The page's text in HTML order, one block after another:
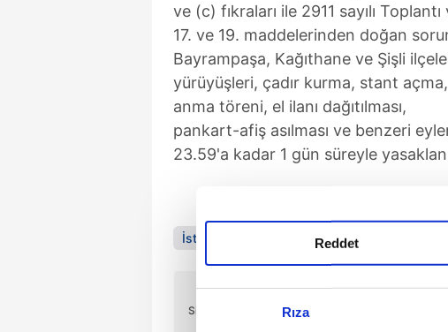
Rıza
Reddet
ve (c) fıkraları ile 2911 sayılı
17. ve 19. maddelerinden doğan
Bayrampaşa, Kağıthane ve Şişli
yürüyüşleri, çadır kurma, stant
anma töreni, el ilanı dağıtılması,
pankart-afiş asılması ve benzeri
23.59'a kadar 1 gün süreyle
İstanbul İstanbul Valiliği
ÖNCEKİ HABER
Siyasete FETÖ-MI6 müdahalesi!